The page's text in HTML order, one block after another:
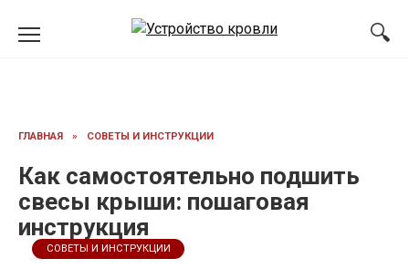
ГЛАВНАЯ » СОВЕТЫ И ИНСТРУКЦИИ
Как самостоятельно подшить
свесы крыши: пошаговая
инструкция
СОВЕТЫ И ИНСТРУКЦИИ